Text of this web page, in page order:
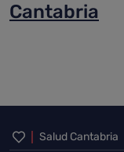
Cantabria
Inicio del
Salud Cantabria